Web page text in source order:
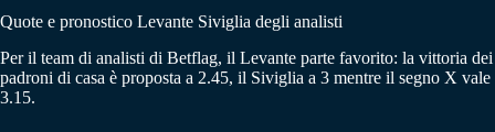
Quote e pronostico Levante Siviglia degli analisti
Per il team di analisti di Betflag, il Levante parte favorito: la vittoria dei
padroni di casa è proposta a 2.45, il Siviglia a 3 mentre il segno X vale
3.15.